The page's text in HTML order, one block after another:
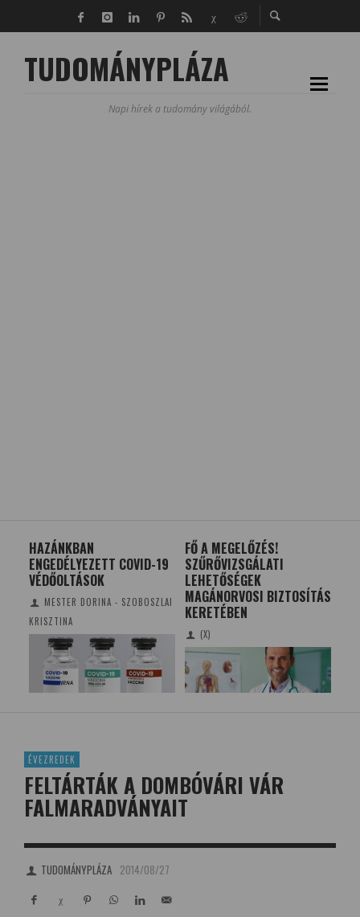
TUDOMÁNYPLÁZA
Napi hírek a tudomány világából.
HAZÁNKBAN
ENGEDÉLYEZETT COVID-19
VÉDŐOLTÁSOK
MESTER DORINA - SZOBOSZLAI
KRISZTINA
FŐ A MEGELŐZÉS!
SZŰRŐVIZSGÁLATI
LEHETŐSÉGEK
MAGÁNORVOSI BIZTOSÍTÁS
KERETÉBEN
(X)
ÉVEZREDEK
FELTÁRTÁK A DOMBÓVÁRI VÁR
FALMARADVÁNYAIT
TUDOMÁNYPLÁZA 2014/08/27